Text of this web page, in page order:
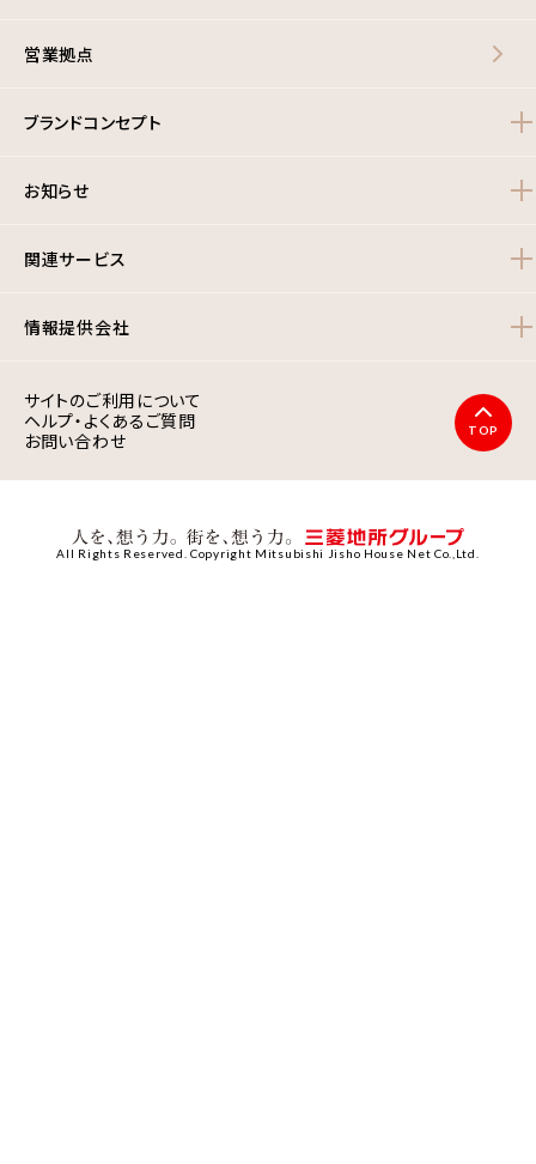
営業拠点
ブランドコンセプト
お知らせ
関連サービス
情報提供会社
サイトのご利用について
ヘルプ・よくあるご質問
お問い合わせ
TOP
All Rights Reserved. Copyright Mitsubishi Jisho House Net Co.,Ltd.